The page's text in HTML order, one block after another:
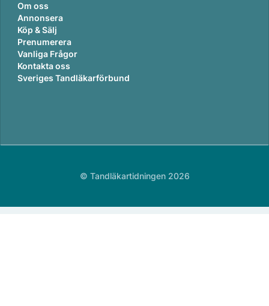
Om oss
Annonsera
Köp & Sälj
Prenumerera
Vanliga Frågor
Kontakta oss
Sveriges Tandläkarförbund
© Tandläkartidningen 2026